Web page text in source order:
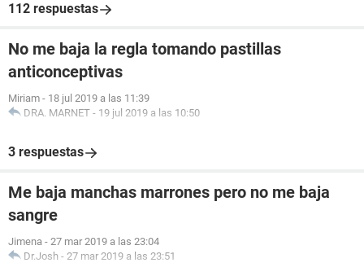
112 respuestas
No me baja la regla tomando pastillas
anticonceptivas
Miriam - 18 jul 2019 a las 11:39
DRA. MARNET - 19 jul 2019 a las 10:50
3 respuestas
Me baja manchas marrones pero no me baja
sangre
Jimena - 27 mar 2019 a las 23:04
Dr.Josh - 27 mar 2019 a las 23:51